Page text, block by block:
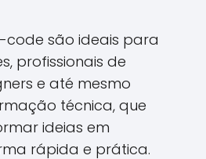
code são ideais para
profissionais de
e até mesmo
técnica, que
ideias em
rápida e prática.